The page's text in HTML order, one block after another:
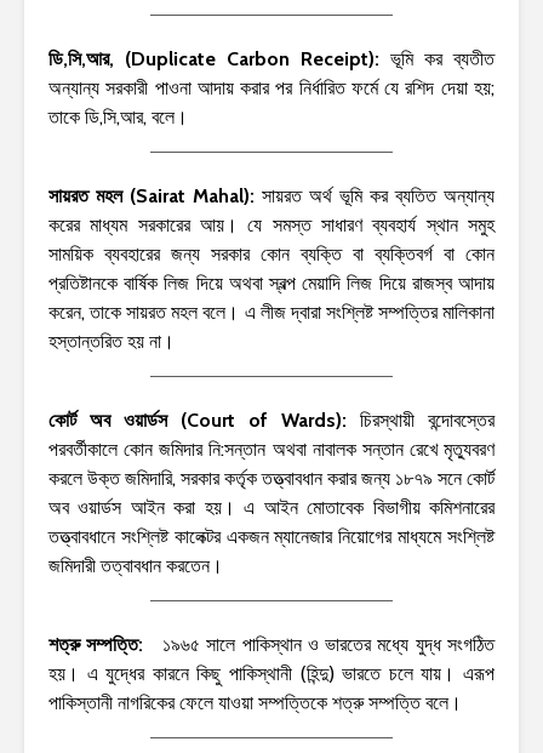
ডি,সি,আর, (Duplicate Carbon Receipt): ভূমি কর ব্যতীত
অন্যান্য সরকারী পাওনা আদায় করার পর নির্ধারিত ফর্মে যে রশিদ দেয়া হয়;
তাকে ডি,সি,আর, বলে।
সায়রত মহল (Sairat Mahal): সায়রত অর্থ ভূমি কর ব্যতিত অন্যান্য
করের মাধ্যম সরকারের আয়। যে সমস্ত সাধারণ ব্যবহার্য স্থান সমুহ
সাময়িক ব্যবহারের জন্য সরকার কোন ব্যক্তি বা ব্যক্তিবর্গ বা কোন
প্রতিষ্টানকে বার্ষিক লিজ দিয়ে অথবা স্বল্প মেয়াদি লিজ দিয়ে রাজস্ব আদায়
করেন, তাকে সায়রত মহল বলে। এ লীজ দ্বারা সংশ্লিষ্ট সম্পত্তির মালিকানা
হস্তান্তরিত হয় না।
কোর্ট অব ওয়ার্ডস (Court of Wards): চিরস্থায়ী বন্দোবস্তের
পরবর্তীকালে কোন জমিদার নি:সন্তান অথবা নাবালক সন্তান রেখে মৃত্যুবরণ
করলে উক্ত জমিদারি, সরকার কর্তৃক তত্ত্বাবধান করার জন্য ১৮৭৯ সনে কোর্ট
অব ওয়ার্ডস আইন করা হয়। এ আইন মোতাবেক বিভাগীয় কমিশনারের
তত্ত্বাবধানে সংশ্লিষ্ট কালেক্টর একজন ম্যানেজার নিয়োগের মাধ্যমে সংশ্লিষ্ট
জমিদারী তত্বাবধান করতেন।
শত্রু সম্পত্তি: ১৯৬৫ সালে পাকিস্থান ও ভারতের মধ্যে যুদ্ধ সংগঠিত
হয়। এ যুদ্ধের কারনে কিছু পাকিস্থানী (হিন্দু) ভারতে চলে যায়। এরূপ
পাকিস্তানী নাগরিকের ফেলে যাওয়া সম্পত্তিকে শত্রু সম্পত্তি বলে।